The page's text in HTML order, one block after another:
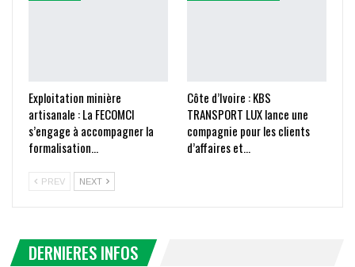
Exploitation minière
artisanale : La FECOMCI
s’engage à accompagner la
formalisation…
Côte d’Ivoire : KBS
TRANSPORT LUX lance une
compagnie pour les clients
d’affaires et…
PREV NEXT
DERNIERES INFOS